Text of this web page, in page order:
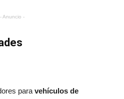
- Anuncio -
para vehículos de